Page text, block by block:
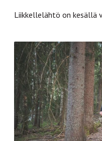
Liikkellelähtö on kesällä